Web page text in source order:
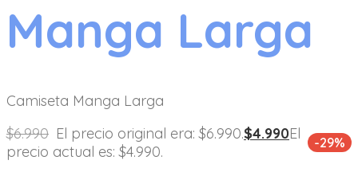
Manga Larga
Camiseta Manga Larga
$6.990 El precio original era: $6.990.$4.990El
precio actual es: $4.990.
-29%